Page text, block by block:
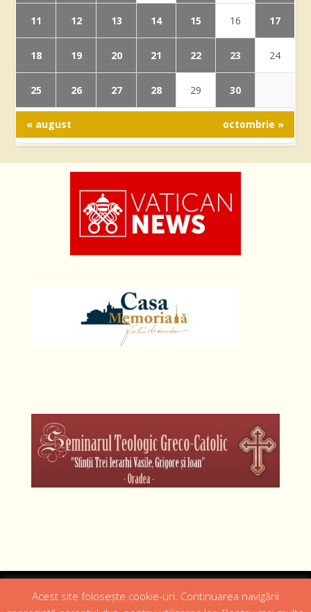
11 12 13 14 15 16 17
18 19 20 21 22 23 24
25 26 27 28 29 30
« august octombrie »
Acest site folosește cookie-uri. Continuarea navigării